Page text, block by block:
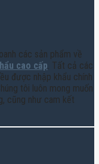
các sản phẩm về
cao cấp. Tất cả các
được nhập khẩu chính
tôi luôn mong muốn
cũng như cam kết